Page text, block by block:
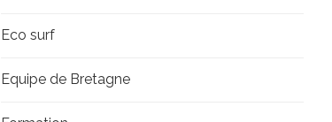
Eco surf
Equipe de Bretagne